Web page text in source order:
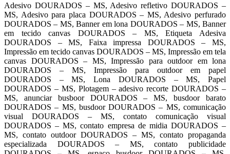
Adesivo DOURADOS – MS, Adesivo refletivo DOURADOS –
MS, Adesivo para placa DOURADOS – MS, Adesivo perfurado
DOURADOS – MS, Banner em lona DOURADOS – MS, Banner
em tecido canvas DOURADOS – MS, Etiqueta Adesiva
DOURADOS – MS, Faixa impressa DOURADOS – MS,
Impressão em tecido canvas DOURADOS – MS, Impressão em tela
canvas DOURADOS – MS, Impressão para outdoor em lona
DOURADOS – MS, Impressão para outdoor em papel
DOURADOS – MS, Lona DOURADOS – MS, Papel
DOURADOS – MS, Plotagem – adesivo recorte DOURADOS –
MS, anunciar busboor DOURADOS – MS, busdoor barato
DOURADOS – MS, busdoor DOURADOS – MS, comunicação
visual DOURADOS – MS, contato comunicação visual
DOURADOS – MS, contato empresa de midia DOURADOS –
MS, contato outdoor DOURADOS – MS, contato propaganda
especializada DOURADOS – MS, contato publicidade